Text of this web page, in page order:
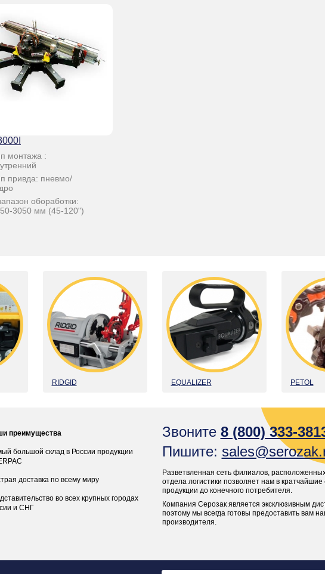
монтажа :
привда: пневмо/
обоработки:
3050 мм (45-120")
RIDGID EQUALIZER PETOL
преимущества
большой склад в России продукции
доставка по всему миру
во всех крупных городах
и СНГ
Звоните 8 (800) 333-
Пишите:
Разветвленная сеть филиалов,
отдела логистики позволяет нам в
продукции до конечного потребителя.
Компания Серозак является эксклюзивным
поэтому мы всегда готовы предоставить вам
производителя.